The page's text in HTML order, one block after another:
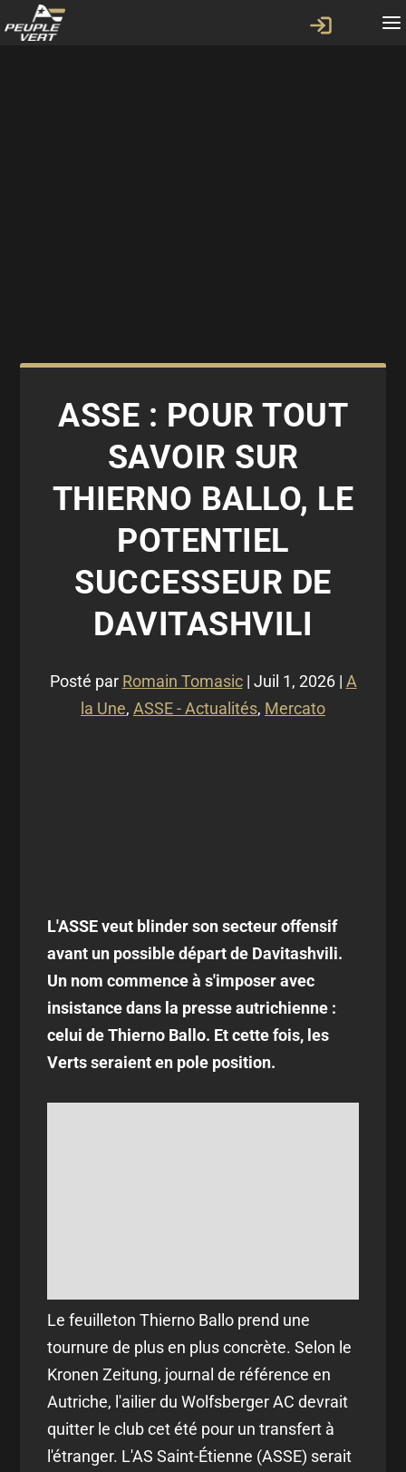
ASSE : POUR TOUT
SAVOIR SUR
THIERNO BALLO, LE
POTENTIEL
SUCCESSEUR DE
DAVITASHVILI
Posté par Romain Tomasic| Juil 1, 2026| A
la Une, ASSE - Actualités, Mercato
L'ASSE veut blinder son secteur offensif
avant un possible départ de Davitashvili.
Un nom commence à s'imposer avec
insistance dans la presse autrichienne :
celui de Thierno Ballo. Et cette fois, les
Verts seraient en pole position.
Le feuilleton Thierno Ballo prend une
tournure de plus en plus concrète. Selon le
Kronen Zeitung, journal de référence en
Autriche, l'ailier du Wolfsberger AC devrait
quitter le club cet été pour un transfert à
l'étranger. L'AS Saint-Étienne (ASSE) serait